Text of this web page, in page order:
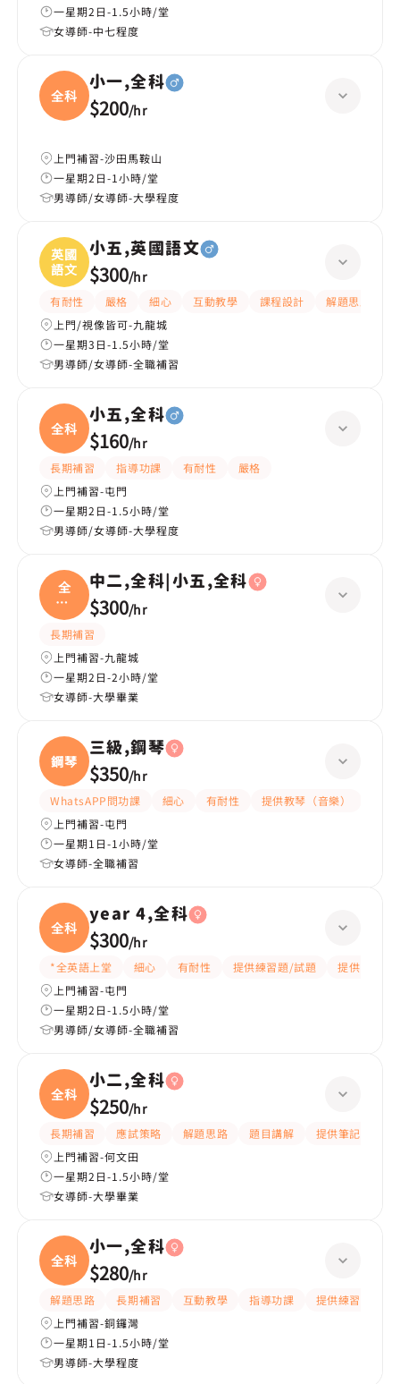
一星期2日-1.5小時/堂
女導師-中七程度
全科
小一,全科
$200/hr
上門補習-沙田馬鞍山
一星期2日-1小時/堂
男導師/女導師-大學程度
英國
語文
小五,英國語文
$300/hr
有耐性 嚴格 細心 互動教學 課程設計 解題思路
上門/視像皆可-九龍城
一星期3日-1.5小時/堂
男導師/女導師-全職補習
全科
小五,全科
$160/hr
長期補習 指導功課 有耐性
嚴格
上門補習-屯門
一星期2日-1.5小時/堂
男導師/女導師-大學程度
全
科|
小五
中二,全科|小五,全科
$300/hr
長期補習
上門補習-九龍城
一星期2日-2小時/堂
女導師-大學畢業
鋼琴
三級,鋼琴
$350/hr
WhatsAPP問功課 細心 有耐性
提供教琴（音樂）
上門補習-屯門
一星期1日-1小時/堂
女導師-全職補習
全科
year 4,全科
$300/hr
*全英語上堂 細心 有耐性 提供練習題/試題
提供筆記
上門補習-屯門
一星期2日-1.5小時/堂
男導師/女導師-全職補習
全科
小二,全科
$250/hr
長期補習 應試策略 解題思路 題目講解 提供筆記
上門補習-何文田
一星期2日-1.5小時/堂
女導師-大學畢業
全科
小一,全科
$280/hr
解題思路 長期補習 互動教學 指導功課
提供練習題/試題
上門補習-銅鑼灣
一星期1日-1.5小時/堂
男導師-大學程度